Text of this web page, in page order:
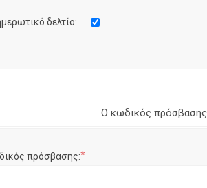
δελτίο:
Ο κωδικός πρόσβασης
πρόσβασης:*